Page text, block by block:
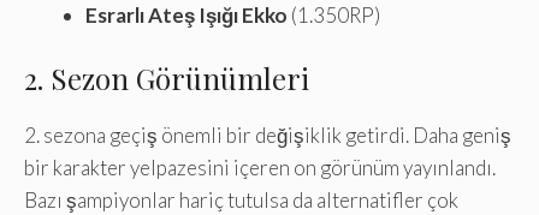
Esrarlı Ateş Işığı Ekko (1.350RP)
2. Sezon Görünümleri
2. sezona geçiş önemli bir değişiklik getirdi. Daha geniş
bir karakter yelpazesini içeren on görünüm yayınlandı.
Bazı şampiyonlar hariç tutulsa da alternatifler çok